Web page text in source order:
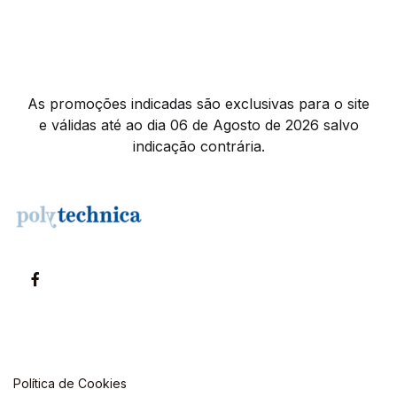
As promoções indicadas são exclusivas para o site
e válidas até ao dia 06 de Agosto de 2026 salvo
indicação contrária.
Política de Cookies